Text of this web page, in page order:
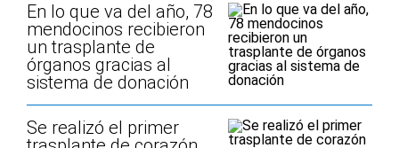
En lo que va del año, 78
mendocinos recibieron
un trasplante de
órganos gracias al
sistema de donación
Se realizó el primer